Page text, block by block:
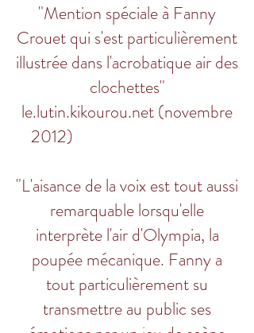
"Mention spéciale à Fanny
Crouet qui s'est particulièrement
illustrée dans l'acrobatique air des
clochettes"
le.lutin.kikourou.net (novembre
2012)
"L'aisance de la voix est tout aussi
remarquable lorsqu'elle
interprète l'air d'Olympia, la
poupée mécanique. Fanny a
tout particulièrement su
transmettre au public ses